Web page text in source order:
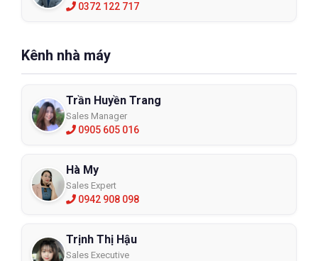
0372 122 717
Kênh nhà máy
Trần Huyền Trang
Sales Manager
0905 605 016
Hà My
Sales Expert
0942 908 098
Trịnh Thị Hậu
Sales Executive